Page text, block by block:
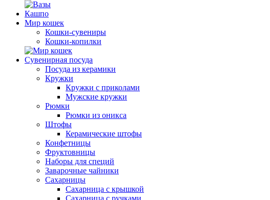
Кашпо
Мир кошек
Кошки-сувениры
Кошки-копилки
Сувенирная посуда
Посуда из керамики
Кружки
Кружки с приколами
Мужские кружки
Рюмки
Рюмки из оникса
Штофы
Керамические штофы
Конфетницы
Фруктовницы
Наборы для специй
Заварочные чайники
Сахарницы
Сахарница с крышкой
Сахарница с ручками